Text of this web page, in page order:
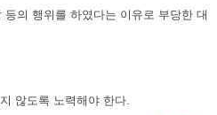
의 행위를 하였다는 이유로 부당한 대
않도록 노력해야 한다.